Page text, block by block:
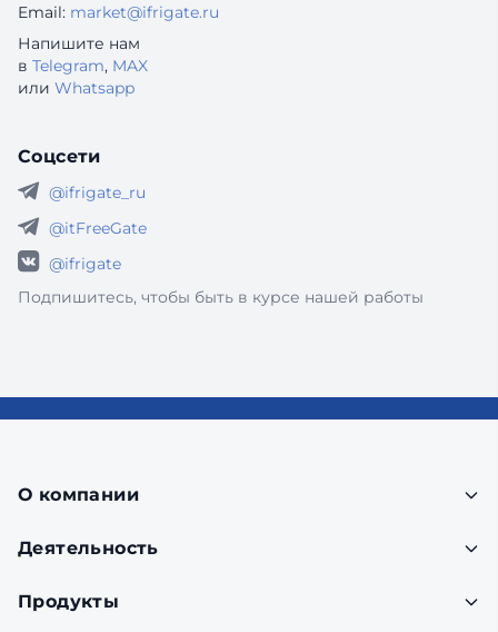
Email: market@ifrigate.ru
Напишите нам
в Telegram, MAX
или Whatsapp
Соцсети
@ifrigate_ru
@itFreeGate
@ifrigate
Подпишитесь, чтобы быть в курсе нашей работы
О компании
Деятельность
Продукты